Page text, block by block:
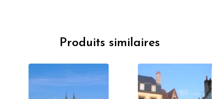
Produits similaires